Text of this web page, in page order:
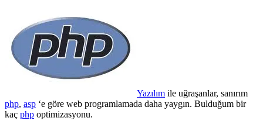
Yazılım ile uğraşanlar, sanırım
php, asp ‘e göre web programlamada daha yaygın. Bulduğum bir
kaç php optimizasyonu.